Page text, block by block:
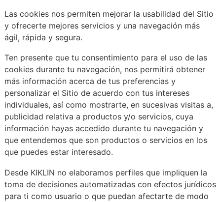
Las cookies nos permiten mejorar la usabilidad del Sitio
y ofrecerte mejores servicios y una navegación más
ágil, rápida y segura.
Ten presente que tu consentimiento para el uso de las
cookies durante tu navegación, nos permitirá obtener
más información acerca de tus preferencias y
personalizar el Sitio de acuerdo con tus intereses
individuales, así como mostrarte, en sucesivas visitas a,
publicidad relativa a productos y/o servicios, cuya
información hayas accedido durante tu navegación y
que entendemos que son productos o servicios en los
que puedes estar interesado.
Desde KIKLIN no elaboramos perfiles que impliquen la
toma de decisiones automatizadas con efectos jurídicos
para ti como usuario o que puedan afectarte de modo